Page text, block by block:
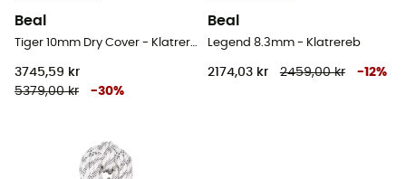
Beal
Tiger 10mm Dry Cover - Klatrereb
3745,59 kr
5379,00 kr
-30%
Beal
Legend 8.3mm - Klatrereb
2174,03 kr 2459,00 kr -12%